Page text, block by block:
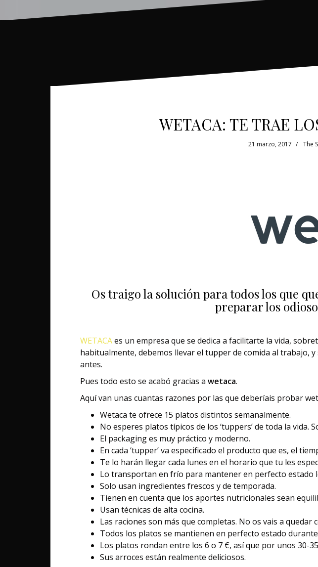
WETACA: TE TRAE
21 marzo, 2017 The
Os traigo la solución para todos los que
preparar los
WETACAes un empresa que se dedica a facilitarte la vida,
habitualmente, debemos llevar el tupper de comida al trabajo,
antes.
Pues todo esto se acabó gracias a wetaca.
Aquí van unas cuantas razones por las que deberíais probar
Wetaca te ofrece 15 platos distintos semanalmente.
No esperes platos típicos de los ‘tuppers’ de toda la vida.
El packaging es muy práctico y moderno.
En cada ‘tupper’ va especificado el producto que es, el
Te lo harán llegar cada lunes en el horario que tu les
Lo transportan en frío para mantener en perfecto estado
Solo usan ingredientes frescos y de temporada.
Tienen en cuenta que los aportes nutricionales sean
Usan técnicas de alta cocina.
Las raciones son más que completas. No os vais a quedar
Todos los platos se mantienen en perfecto estado
Los platos rondan entre los 6 o 7 €, así que por unos 30-
Sus arroces están realmente deliciosos.